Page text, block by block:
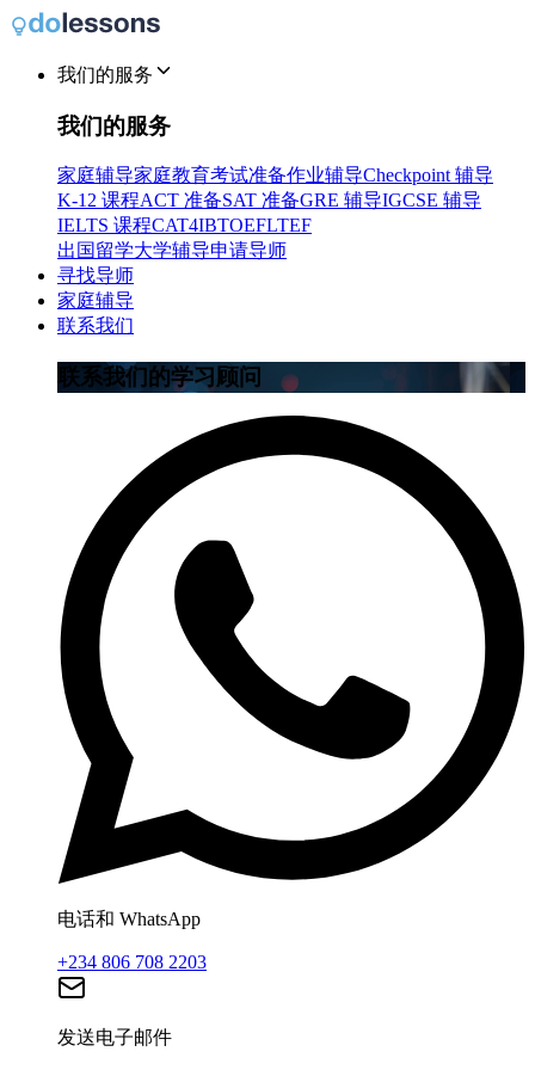
我们的服务
我们的服务
家庭辅导家庭教育考试准备作业辅导Checkpoint 辅导
K-12 课程ACT 准备SAT 准备GRE 辅导IGCSE 辅导
IELTS 课程CAT4IBTOEFLTEF
出国留学大学辅导申请导师
寻找导师
家庭辅导
联系我们
联系我们的学习顾问
电话和 WhatsApp
+234 806 708 2203
发送电子邮件